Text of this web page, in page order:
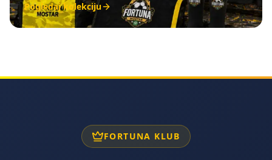
Pogledaj kolekciju
FORTUNA KLUB